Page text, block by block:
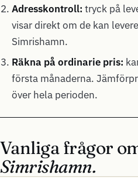
Adresskontroll: tryck på
visar direkt om de kan
Simrishamn.
Räkna på ordinarie pris:
första månaderna.
över hela perioden.
Vanliga frågor
Simrishamn.